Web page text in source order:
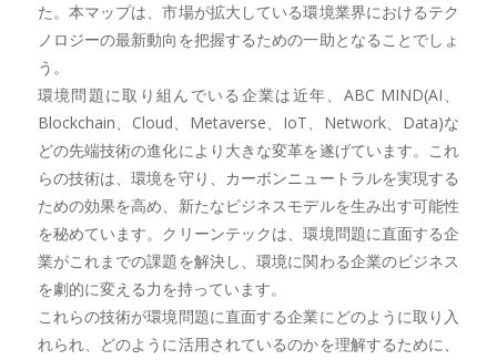
た。本マップは、市場が拡大している環境業界におけるテク
ノロジーの最新動向を把握するための一助となることでしょ
う。
環境問題に取り組んでいる企業は近年、ABC MIND(AI、
Blockchain、Cloud、Metaverse、IoT、Network、Data)な
どの先端技術の進化により大きな変革を遂げています。これ
らの技術は、環境を守り、カーボンニュートラルを実現する
ための効果を高め、新たなビジネスモデルを生み出す可能性
を秘めています。クリーンテックは、環境問題に直面する企
業がこれまでの課題を解決し、環境に関わる企業のビジネス
を劇的に変える力を持っています。
これらの技術が環境問題に直面する企業にどのように取り入
れられ、どのように活用されているのかを理解するために、